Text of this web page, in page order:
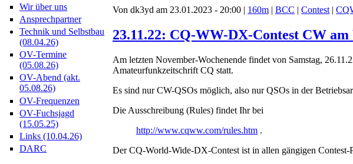
Wir über uns
Ansprechpartner
Technik und Selbstbau
(08.04.26)
OV-Termine
(05.08.26)
OV-Abend (akt.
05.08.26)
OV-Frequenzen
OV-Fuchsjagd
(15.05.25)
Links (10.04.26)
DARC
Von dk3yd am 23.01.2023 - 20:00 | 160m | BCC | Contest |
23.11.22: CQ-WW-DX-Contest CW am
Am letzten November-Wochenende findet von Samstag,
Amateurfunkzeitschrift CQ statt.
Es sind nur CW-QSOs möglich, also nur QSOs in der
Die Ausschreibung (Rules) findet Ihr bei
http://www.cqww.com/rules.htm .
Der CQ-World-Wide-DX-Contest ist in allen gängigen Contest-